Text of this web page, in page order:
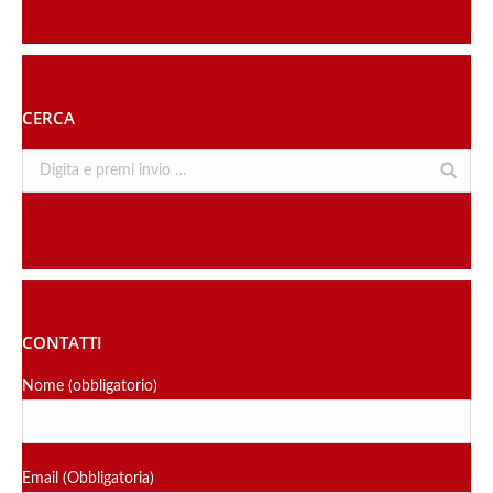
CERCA
CONTATTI
Nome (obbligatorio)
Email (Obbligatoria)